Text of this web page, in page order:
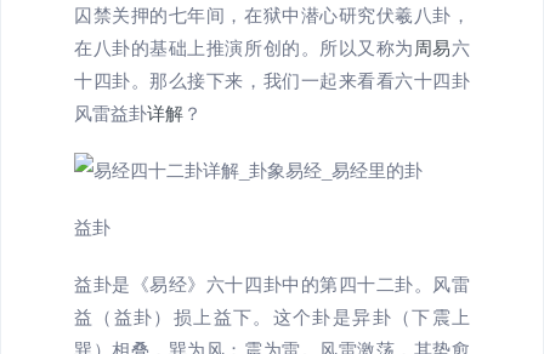
囚禁关押的七年间，在狱中潜心研究伏羲八卦，
在八卦的基础上推演所创的。所以又称为周易六
十四卦。那么接下来，我们一起来看看六十四卦
风雷益卦详解？
益卦
益卦是《易经》六十四卦中的第四十二卦。风雷
益（益卦）损上益下。这个卦是异卦（下震上
巽）相叠，巽为风；震为雷。风雷激荡，其势愈